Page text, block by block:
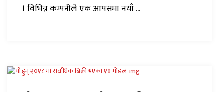
। विभिन्न कम्पनीले एक आपसमा नयाँ ...